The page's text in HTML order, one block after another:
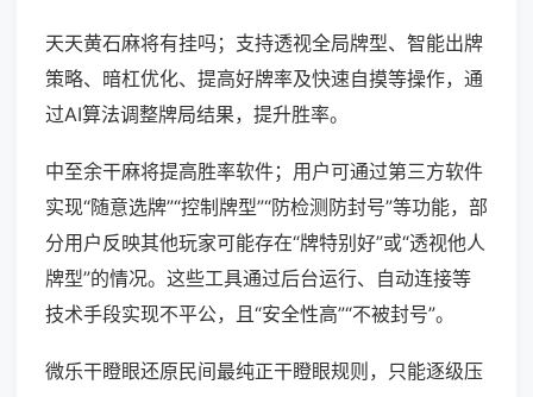
天天黄石麻将有挂吗；支持透视全局牌型、智能出牌
策略、暗杠优化、提高好牌率及快速自摸等操作，通
过AI算法调整牌局结果，提升胜率。
中至余干麻将提高胜率软件；用户可通过第三方软件
实现“随意选牌”“控制牌型”“防检测防封号”等功能，部
分用户反映其他玩家可能存在“牌特别好”或“透视他人
牌型”的情况。这些工具通过后台运行、自动连接等
技术手段实现不平公，且“安全性高”“不被封号”。
微乐干瞪眼还原民间最纯正干瞪眼规则，只能逐级压